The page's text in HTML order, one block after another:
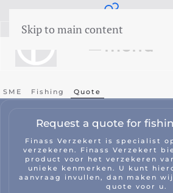
Skip to main content
menu
50 years Expertise
SME Fishing Quote
Request a quote for
Finass Verzekert is specialist
verzekeren. Finass Verzekert
product voor het verzekeren
unieke kenmerken. U kunt
aanvraag invullen, dan maken
quote voor u.